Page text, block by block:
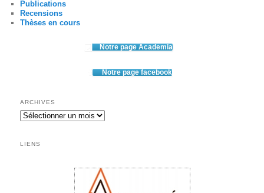
Publications
Recensions
Thèses en cours
Notre page Academia
Notre page facebook
ARCHIVES
Archives
LIENS